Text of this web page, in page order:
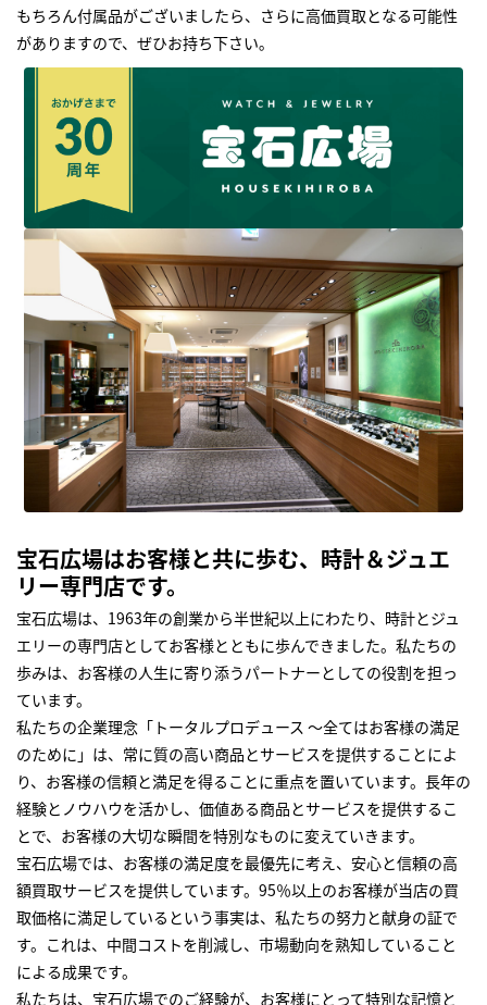
もちろん付属品がございましたら、さらに高価買取となる可能性
がありますので、ぜひお持ち下さい｡
宝石広場はお客様と共に歩む、時計＆ジュエ
リー専門店です。
宝石広場は、1963年の創業から半世紀以上にわたり、時計とジュ
エリーの専門店としてお客様とともに歩んできました。私たちの
歩みは、お客様の人生に寄り添うパートナーとしての役割を担っ
ています。
私たちの企業理念「トータルプロデュース ～全てはお客様の満足
のために」は、常に質の高い商品とサービスを提供することによ
り、お客様の信頼と満足を得ることに重点を置いています。長年の
経験とノウハウを活かし、価値ある商品とサービスを提供するこ
とで、お客様の大切な瞬間を特別なものに変えていきます。
宝石広場では、お客様の満足度を最優先に考え、安心と信頼の高
額買取サービスを提供しています。95％以上のお客様が当店の買
取価格に満足しているという事実は、私たちの努力と献身の証で
す。これは、中間コストを削減し、市場動向を熟知していること
による成果です。
私たちは、宝石広場でのご経験が、お客様にとって特別な記憶と